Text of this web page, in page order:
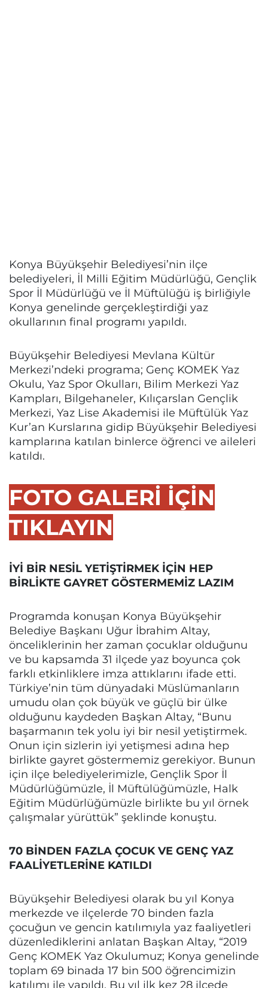
Konya Büyükşehir Belediyesi’nin ilçe
belediyeleri, İl Milli Eğitim Müdürlüğü, Gençlik
Spor İl Müdürlüğü ve İl Müftülüğü iş birliğiyle
Konya genelinde gerçekleştirdiği yaz
okullarının final programı yapıldı.
Büyükşehir Belediyesi Mevlana Kültür
Merkezi’ndeki programa; Genç KOMEK Yaz
Okulu, Yaz Spor Okulları, Bilim Merkezi Yaz
Kampları, Bilgehaneler, Kılıçarslan Gençlik
Merkezi, Yaz Lise Akademisi ile Müftülük Yaz
Kur’an Kurslarına gidip Büyükşehir Belediyesi
kamplarına katılan binlerce öğrenci ve aileleri
katıldı.
FOTO GALERİ İÇİN
TIKLAYIN
İYİ BİR NESİL YETİŞTİRMEK İÇİN HEP
BİRLİKTE GAYRET GÖSTERMEMİZ LAZIM
Programda konuşan Konya Büyükşehir
Belediye Başkanı Uğur İbrahim Altay,
önceliklerinin her zaman çocuklar olduğunu
ve bu kapsamda 31 ilçede yaz boyunca çok
farklı etkinliklere imza attıklarını ifade etti.
Türkiye’nin tüm dünyadaki Müslümanların
umudu olan çok büyük ve güçlü bir ülke
olduğunu kaydeden Başkan Altay, “Bunu
başarmanın tek yolu iyi bir nesil yetiştirmek.
Onun için sizlerin iyi yetişmesi adına hep
birlikte gayret göstermemiz gerekiyor. Bunun
için ilçe belediyelerimizle, Gençlik Spor İl
Müdürlüğümüzle, İl Müftülüğümüzle, Halk
Eğitim Müdürlüğümüzle birlikte bu yıl örnek
çalışmalar yürüttük” şeklinde konuştu.
70 BİNDEN FAZLA ÇOCUK VE GENÇ YAZ
FAALİYETLERİNE KATILDI
Büyükşehir Belediyesi olarak bu yıl Konya
merkezde ve ilçelerde 70 binden fazla
çocuğun ve gencin katılımıyla yaz faaliyetleri
düzenlediklerini anlatan Başkan Altay, “2019
Genç KOMEK Yaz Okulumuz; Konya genelinde
toplam 69 binada 17 bin 500 öğrencimizin
katılımı ile yapıldı. Bu yıl ilk kez 28 ilçede